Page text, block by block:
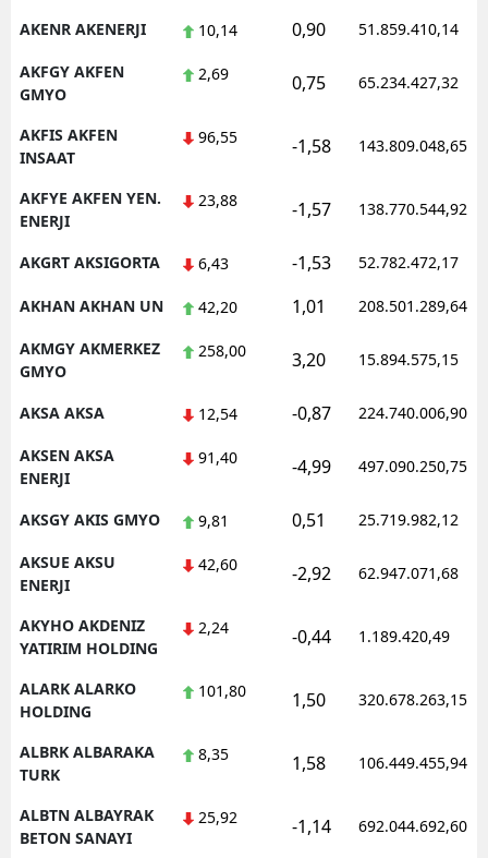
AKENR AKENERJI 10,14 0,90 51.859.410,14
AKFGY AKFEN
GMYO
2,69 0,75 65.234.427,32
AKFIS AKFEN
INSAAT
96,55 -1,58 143.809.048,65
AKFYE AKFEN YEN.
ENERJI
23,88 -1,57 138.770.544,92
AKGRT AKSIGORTA 6,43 -1,53 52.782.472,17
AKHAN AKHAN UN 42,20 1,01 208.501.289,64
AKMGY AKMERKEZ
GMYO
258,00 3,20 15.894.575,15
AKSA AKSA 12,54 -0,87 224.740.006,90
AKSEN AKSA
ENERJI
91,40 -4,99 497.090.250,75
AKSGY AKIS GMYO 9,81 0,51 25.719.982,12
AKSUE AKSU
ENERJI
42,60 -2,92 62.947.071,68
AKYHO AKDENIZ
YATIRIM HOLDING
2,24 -0,44 1.189.420,49
ALARK ALARKO
HOLDING
101,80 1,50 320.678.263,15
ALBRK ALBARAKA
TURK
8,35 1,58 106.449.455,94
ALBTN ALBAYRAK
BETON SANAYI
25,92 -1,14 692.044.692,60